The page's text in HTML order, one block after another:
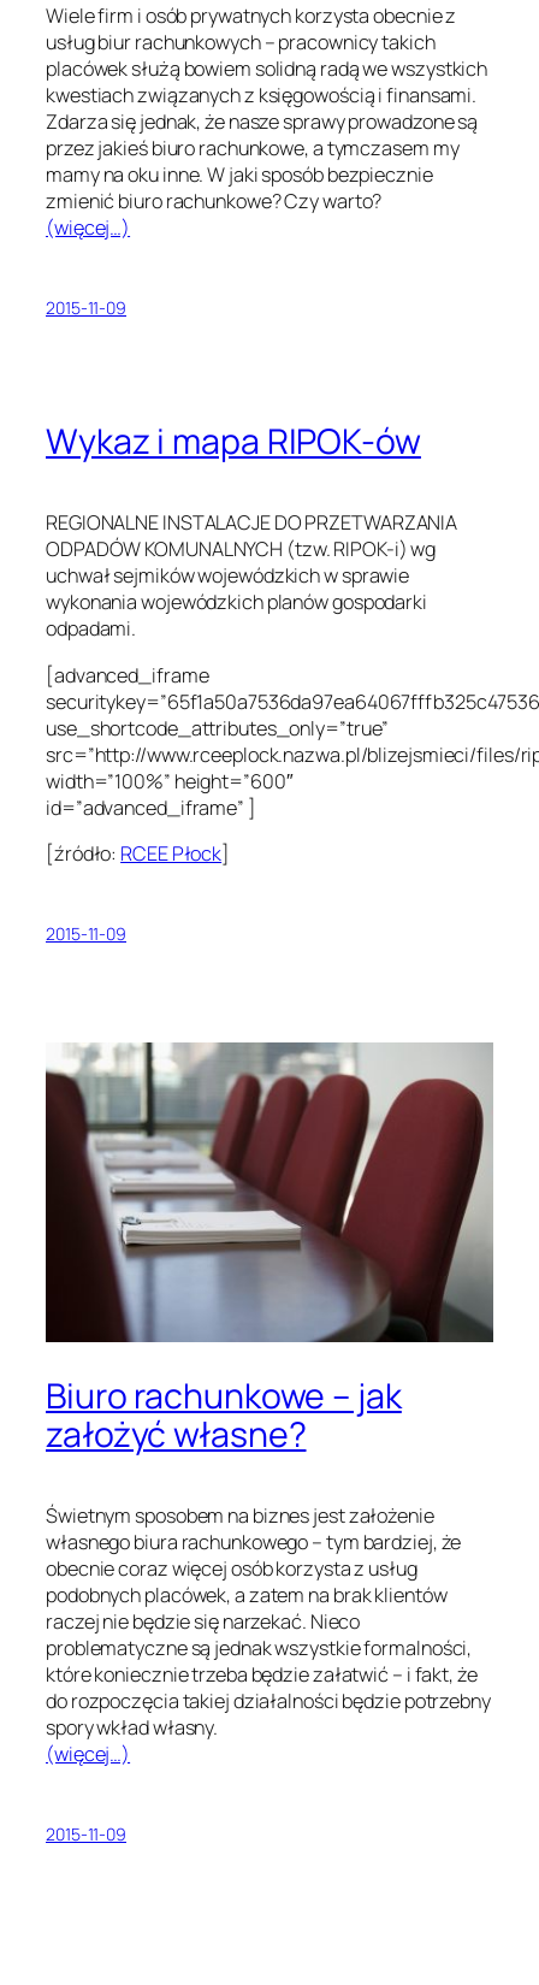
Wiele firm i osób prywatnych korzysta obecnie z
usług biur rachunkowych – pracownicy takich
placówek służą bowiem solidną radą we wszystkich
kwestiach związanych z księgowością i finansami.
Zdarza się jednak, że nasze sprawy prowadzone są
przez jakieś biuro rachunkowe, a tymczasem my
mamy na oku inne. W jaki sposób bezpiecznie
zmienić biuro rachunkowe? Czy warto?
(więcej…)
2015-11-09
Wykaz i mapa RIPOK-ów
REGIONALNE INSTALACJE DO PRZETWARZANIA
ODPADÓW KOMUNALNYCH (tzw. RIPOK-i) wg
uchwał sejmików wojewódzkich w sprawie
wykonania wojewódzkich planów gospodarki
odpadami.
[advanced_iframe
use_shortcode_attributes_only=”true”
src=”http://www.rceeplock.nazwa.pl/blizejsmieci/files/
width=”100%” height=”600″
id=”advanced_iframe” ]
[źródło: RCEE Płock]
2015-11-09
Biuro rachunkowe – jak
założyć własne?
Świetnym sposobem na biznes jest założenie
własnego biura rachunkowego – tym bardziej, że
obecnie coraz więcej osób korzysta z usług
podobnych placówek, a zatem na brak klientów
raczej nie będzie się narzekać. Nieco
problematyczne są jednak wszystkie formalności,
które koniecznie trzeba będzie załatwić – i fakt, że
do rozpoczęcia takiej działalności będzie potrzebny
spory wkład własny.
(więcej…)
2015-11-09